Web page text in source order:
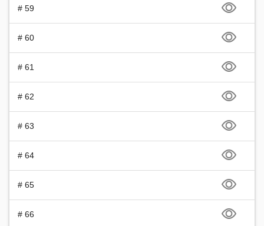
# 59
# 60
# 61
# 62
# 63
# 64
# 65
# 66